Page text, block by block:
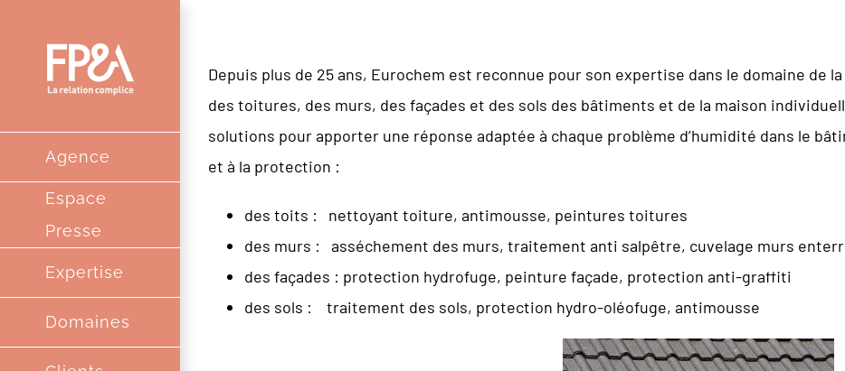
contenu
Agence
Espace
Presse
Expertise
Domaines
Depuis plus de 25 ans, Eurochem est reconnue pour son expertise dans le domaine
des toitures, des murs, des façades et des sols des bâtiments et de la maison
solutions pour apporter une réponse adaptée à chaque problème d’humidité dans le
et à la protection :
des toits : nettoyant toiture, antimousse, peintures toitures
des murs : asséchement des murs, traitement anti salpêtre, cuvelage murs
des façades : protection hydrofuge, peinture façade, protection anti-graffiti
des sols : traitement des sols, protection hydro-oléofuge, antimousse